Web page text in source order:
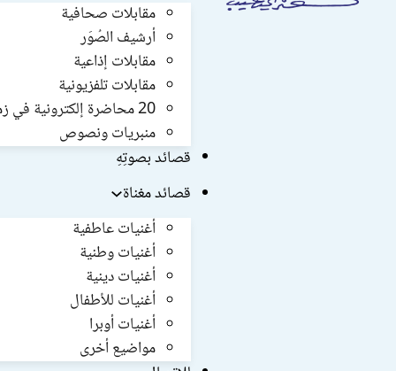
مقابلات صحافية
أرشيف الصُوَر
مقابلات إذاعية
مقابلات تلفزيونية
20 محاضرة إلكترونية في زمن كورونا
منبريات ونصوص
قصائد بصوتِهِ
قصائد مغناة
أغنيات عاطفية
أغنيات وطنية
أغنيات دينية
أغنيات للأطفال
أغنيات أوبرا
مواضيع أخرى